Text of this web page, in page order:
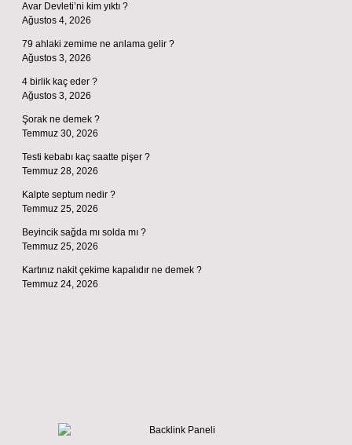
Avar Devleti’ni kim yıktı ?
Ağustos 4, 2026
79 ahlaki zemime ne anlama gelir ?
Ağustos 3, 2026
4 birlik kaç eder ?
Ağustos 3, 2026
Şorak ne demek ?
Temmuz 30, 2026
Testi kebabı kaç saatte pişer ?
Temmuz 28, 2026
Kalpte septum nedir ?
Temmuz 25, 2026
Beyincik sağda mı solda mı ?
Temmuz 25, 2026
Kartınız nakit çekime kapalıdır ne demek ?
Temmuz 24, 2026